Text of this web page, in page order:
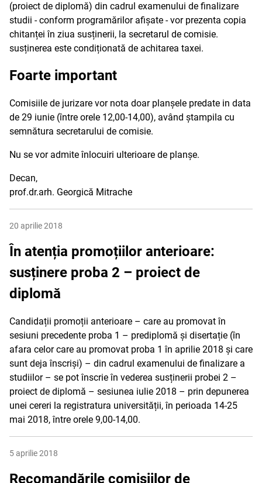
(proiect de diplomă) din cadrul examenului de finalizare
studii - conform programărilor afișate - vor prezenta copia
chitanței în ziua susținerii, la secretarul de comisie.
susținerea este condiționată de achitarea taxei.
Foarte important
Comisiile de jurizare vor nota doar planșele predate in data
de 29 iunie (între orele 12,00-14,00), având ștampila cu
semnătura secretarului de comisie.
Nu se vor admite înlocuiri ulterioare de planșe.
Decan,
prof.dr.arh. Georgică Mitrache
20 aprilie 2018
În atenția promoțiilor anterioare:
susținere proba 2 – proiect de
diplomă
Candidații promoții anterioare – care au promovat în
sesiuni precedente proba 1 – prediplomă și disertație (în
afara celor care au promovat proba 1 în aprilie 2018 și care
sunt deja înscriși) – din cadrul examenului de finalizare a
studiilor – se pot înscrie în vederea susținerii probei 2 –
proiect de diplomă – sesiunea iulie 2018 – prin depunerea
unei cereri la registratura universității, în perioada 14-25
mai 2018, între orele 9,00-14,00.
5 aprilie 2018
Recomandările comisiilor de